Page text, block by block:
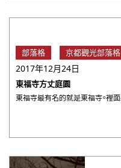
部落格 京都觀光部落格
2017年12月24日
東福寺方丈庭園